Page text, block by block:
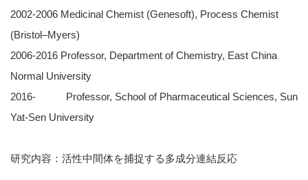
2002-2006 Medicinal Chemist (Genesoft), Process Chemist
(Bristol–Myers)
2006-2016 Professor, Department of Chemistry, East China
Normal University
2016- Professor, School of Pharmaceutical Sciences, Sun
Yat-Sen University
研究内容：活性中間体を捕捉する多成分連結反応